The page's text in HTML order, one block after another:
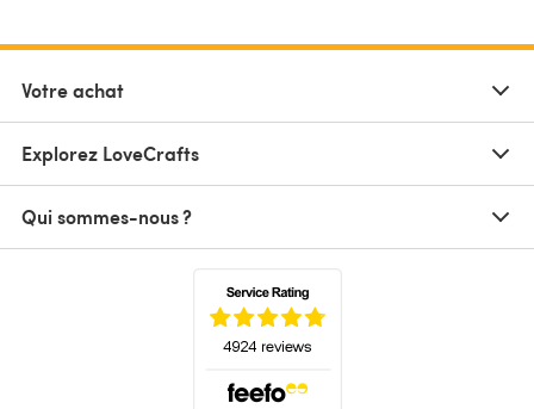
Votre achat
Explorez LoveCrafts
Qui sommes-nous ?